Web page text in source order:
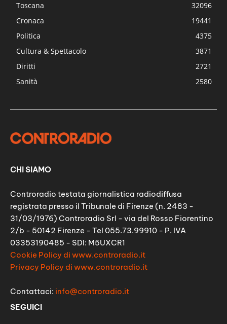
Toscana
32096
Cronaca
19441
Politica
4375
Cultura & Spettacolo
3871
Diritti
2721
Sanità
2580
CHI SIAMO
Controradio testata giornalistica radiodiffusa
registrata presso il Tribunale di Firenze (n. 2483 -
31/03/1976) Controradio Srl - via del Rosso Fiorentino
2/b - 50142 Firenze - Tel 055.73.99910 - P. IVA
03353190485 - SDI: M5UXCR1
Cookie Policy di www.controradio.it
Privacy Policy di www.controradio.it
Contattaci: info@controradio.it
SEGUICI